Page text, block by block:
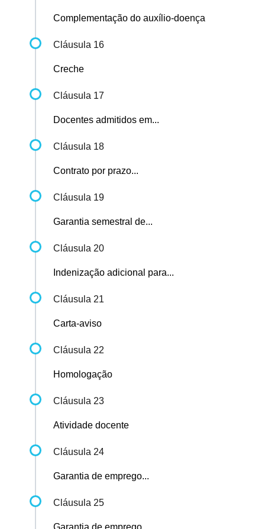
Complementação do auxílio-doença
Cláusula 16
Creche
Cláusula 17
Docentes admitidos em...
Cláusula 18
Contrato por prazo...
Cláusula 19
Garantia semestral de...
Cláusula 20
Indenização adicional para...
Cláusula 21
Carta-aviso
Cláusula 22
Homologação
Cláusula 23
Atividade docente
Cláusula 24
Garantia de emprego...
Cláusula 25